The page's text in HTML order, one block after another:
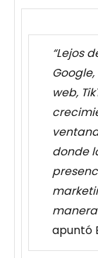
“Lejos
web,
donde
apuntó